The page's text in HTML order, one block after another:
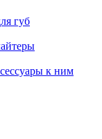
губ
к ним